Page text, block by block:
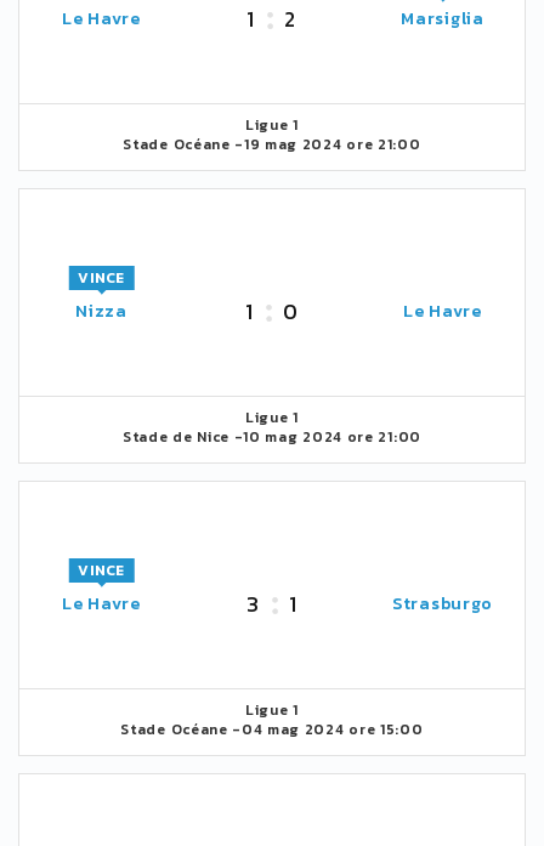
Le Havre 1 2 Marsiglia
Ligue 1
Stade Océane -19 mag 2024 ore 21:00
Nizza
VINCE
1 0 Le Havre
Ligue 1
Stade de Nice -10 mag 2024 ore 21:00
Le Havre
VINCE
3 1 Strasburgo
Ligue 1
Stade Océane -04 mag 2024 ore 15:00